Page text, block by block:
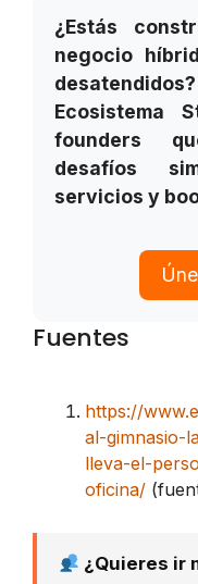
¿Estás
negocio
Ecosistema
founders
desafíos
servicios y
Fuentes
https://
al-gimnasio-
lleva-el-
oficina/
¿Quieres ir